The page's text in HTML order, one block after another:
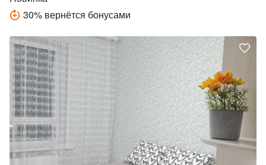
30% вернётся бонусами